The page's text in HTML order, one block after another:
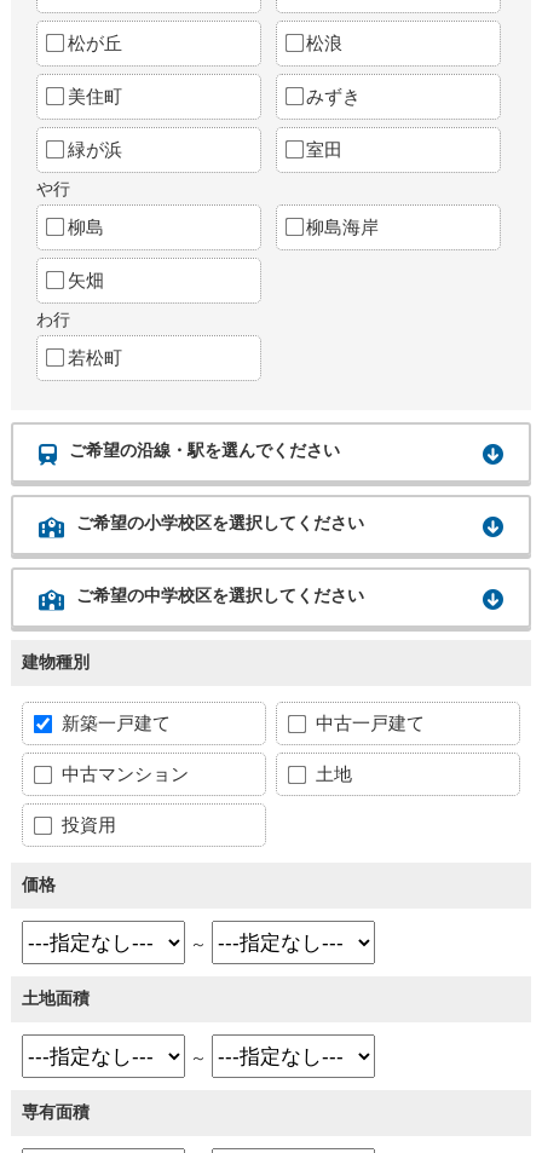
松が丘 松浪
美住町 みずき
緑が浜 室田
や行
柳島 柳島海岸
矢畑
わ行
若松町
ご希望の沿線・駅を選んでください
ご希望の小学校区を選択してください
ご希望の中学校区を選択してください
建物種別
新築一戸建て 中古一戸建て
中古マンション 土地
投資用
価格
～
土地面積
～
専有面積